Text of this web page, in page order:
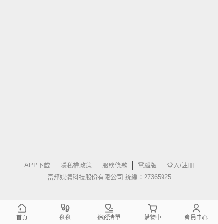
APP下載 隱私權政策 服務條款 電腦版
登入/註冊
富邦媒體科技股份有限公司 統編：27365925
首頁 逛逛 追蹤清單 購物車 會員中心